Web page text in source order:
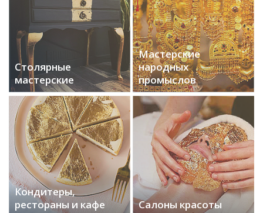
Столярные
мастерские
Мастерские
народных
промыслов
Кондитеры,
рестораны и кафе
Салоны красоты